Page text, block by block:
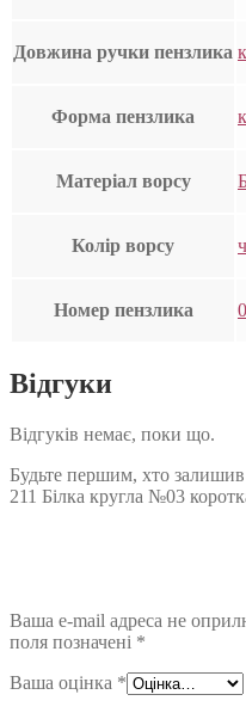
Довжина ручки пензлика
Форма пензлика
Матеріал ворсу
Колір ворсу
Номер пензлика
Відгуки
Відгуків немає, поки що.
Будьте першим, хто
211 Білка кругла №03
Ваша e-mail адреса не
поля позначені *
Ваша оцінка *